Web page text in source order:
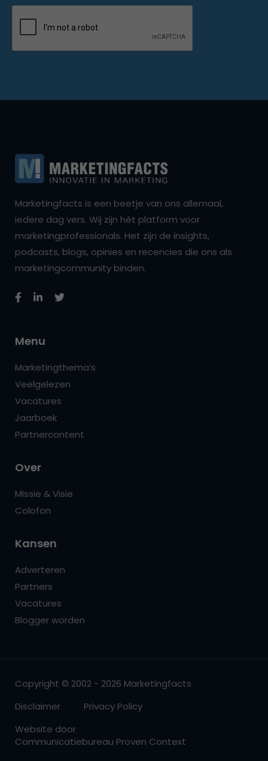
Marketingfacts is een beetje van ons allemaal,
iedere dag vers. Wij zijn hét platform voor
marketingprofessionals. Het zijn de insights,
podcasts, blogs, opinies en recencies die ons als
marketingcommunity binden.
Menu
Marketingthema’s
Veelgelezen
Vacatures
Jaarboek
Partnercontent
Over
Missie & Visie
Colofon
Kansen
Adverteren
Partners
Vacatures
Blogger worden
Copyright © 2002 - 2026 Marketingfacts
Disclaimer
Privacy Policy
Website door
Communicatiebureau Proven Context